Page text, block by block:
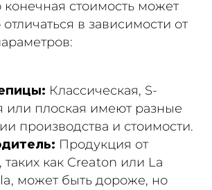
конечная стоимость может
в зависимости от
Классическая, S-
или плоская имеют разные
производства и стоимости.
Продукция от
как Creaton или La
может быть дороже, но